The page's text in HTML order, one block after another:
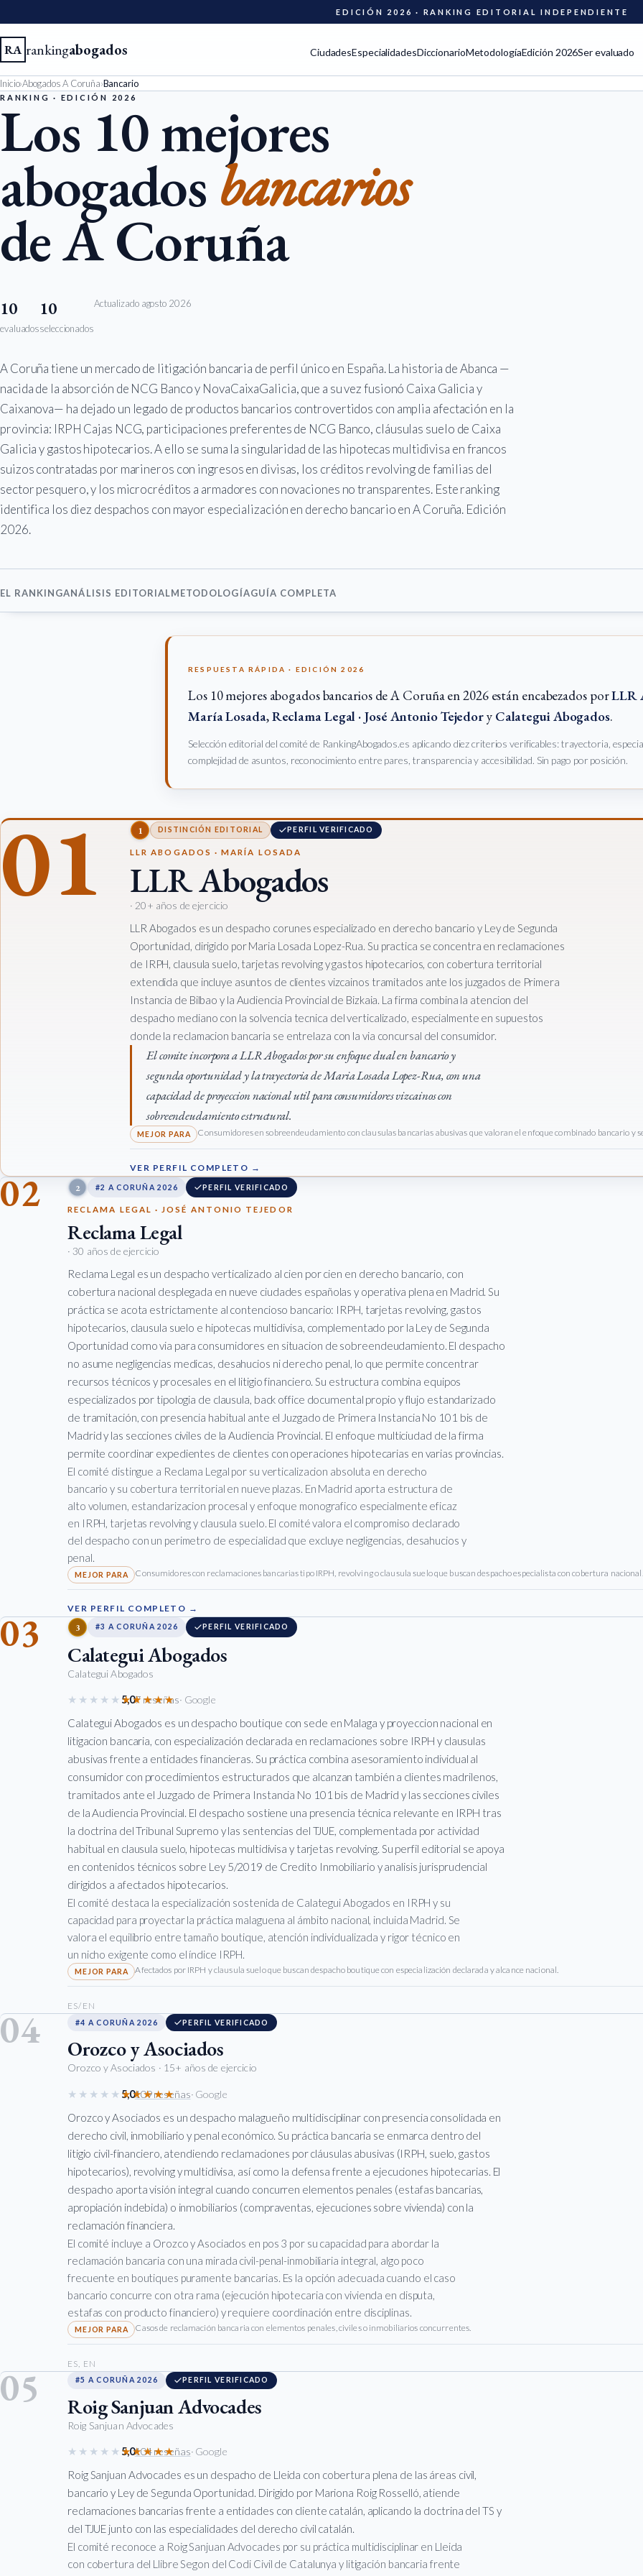
EDICIÓN 2026 · RANKING EDITORIAL INDEPENDIENTE
RA rankingabogados CiudadesEspecialidadesDiccionarioMetodologíaEdición 2026Ser evaluado
Inicio›Abogados A Coruña›Bancario
RANKING · EDICIÓN 2026
Los 10 mejores
abogados bancarios
de A Coruña
10
evaluados
10
seleccionados
Actualizado agosto 2026
A Coruña tiene un mercado de litigación bancaria de perfil único en España. La historia de Abanca —
nacida de la absorción de NCG Banco y NovaCaixaGalicia, que a su vez fusionó Caixa Galicia y
Caixanova— ha dejado un legado de productos bancarios controvertidos con amplia afectación en la
provincia: IRPH Cajas NCG, participaciones preferentes de NCG Banco, cláusulas suelo de Caixa
Galicia y gastos hipotecarios. A ello se suma la singularidad de las hipotecas multidivisa en francos
suizos contratadas por marineros con ingresos en divisas, los créditos revolving de familias del
sector pesquero, y los microcréditos a armadores con novaciones no transparentes. Este ranking
identifica los diez despachos con mayor especialización en derecho bancario en A Coruña. Edición
2026.
EL RANKINGANÁLISIS EDITORIALMETODOLOGÍAGUÍA COMPLETA
RESPUESTA RÁPIDA · EDICIÓN 2026
Los 10 mejores abogados bancarios de A Coruña en 2026 están encabezados porLLR
María Losada,Reclama Legal · José Antonio Tejedory Calategui Abogados.
Selección editorial del comité de RankingAbogados.es aplicando diez criterios verificables: trayectoria,
complejidad de asuntos, reconocimiento entre pares, transparencia y accesibilidad. Sin pago por posición.
01 1 DISTINCIÓN EDITORIAL PERFIL VERIFICADO
LLR ABOGADOS · MARÍA LOSADA
LLR Abogados
· 20+ años de ejercicio
LLR Abogados es un despacho corunes especializado en derecho bancario y Ley de Segunda
Oportunidad, dirigido por Maria Losada Lopez-Rua. Su practica se concentra en reclamaciones
de IRPH, clausula suelo, tarjetas revolving y gastos hipotecarios, con cobertura territorial
extendida que incluye asuntos de clientes vizcainos tramitados ante los juzgados de Primera
Instancia de Bilbao y la Audiencia Provincial de Bizkaia. La firma combina la atencion del
despacho mediano con la solvencia tecnica del verticalizado, especialmente en supuestos
donde la reclamacion bancaria se entrelaza con la via concursal del consumidor.
El comite incorpora a LLR Abogados por su enfoque dual en bancario y
segunda oportunidad y la trayectoria de Maria Losada Lopez-Rua, con una
capacidad de proyeccion nacional util para consumidores vizcainos con
sobreendeudamiento estructural.
Consumidores en sobreendeudamiento con clausulas bancarias abusivas que valoran el enfoque combinado bancario y
VER PERFIL COMPLETO →
02 2 #2 A CORUÑA 2026 PERFIL VERIFICADO
RECLAMA LEGAL · JOSÉ ANTONIO TEJEDOR
Reclama Legal
· 30 años de ejercicio
Reclama Legal es un despacho verticalizado al cien por cien en derecho bancario, con
cobertura nacional desplegada en nueve ciudades españolas y operativa plena en Madrid. Su
práctica se acota estrictamente al contencioso bancario: IRPH, tarjetas revolving, gastos
hipotecarios, clausula suelo e hipotecas multidivisa, complementado por la Ley de Segunda
Oportunidad como via para consumidores en situacion de sobreendeudamiento. El despacho
no asume negligencias medicas, desahucios ni derecho penal, lo que permite concentrar
recursos técnicos y procesales en el litigio financiero. Su estructura combina equipos
especializados por tipologia de clausula, back office documental propio y flujo estandarizado
de tramitación, con presencia habitual ante el Juzgado de Primera Instancia No 101 bis de
Madrid y las secciones civiles de la Audiencia Provincial. El enfoque multiciudad de la firma
permite coordinar expedientes de clientes con operaciones hipotecarias en varias provincias.
El comité distingue a Reclama Legal por su verticalizacion absoluta en derecho
bancario y su cobertura territorial en nueve plazas. En Madrid aporta estructura de
alto volumen, estandarizacion procesal y enfoque monografico especialmente eficaz
en IRPH, tarjetas revolving y clausula suelo. El comité valora el compromiso declarado
del despacho con un perimetro de especialidad que excluye negligencias, desahucios y
penal.
Consumidores con reclamaciones bancarias tipo IRPH, revolving o clausula suelo que buscan despacho especialista con cobertura nacional.
VER PERFIL COMPLETO →
03 3 #3 A CORUÑA 2026 PERFIL VERIFICADO
Calategui Abogados
Calategui Abogados
★★★★★ ★★★★★
5,07 reseñas· Google
Calategui Abogados es un despacho boutique con sede en Malaga y proyeccion nacional en
litigacion bancaria, con especialización declarada en reclamaciones sobre IRPH y clausulas
abusivas frente a entidades financieras. Su práctica combina asesoramiento individual al
consumidor con procedimientos estructurados que alcanzan también a clientes madrilenos,
tramitados ante el Juzgado de Primera Instancia No 101 bis de Madrid y las secciones civiles
de la Audiencia Provincial. El despacho sostiene una presencia técnica relevante en IRPH tras
la doctrina del Tribunal Supremo y las sentencias del TJUE, complementada por actividad
habitual en clausula suelo, hipotecas multidivisa y tarjetas revolving. Su perfil editorial se apoya
en contenidos técnicos sobre Ley 5/2019 de Credito Inmobiliario y analisis jurisprudencial
dirigidos a afectados hipotecarios.
El comité destaca la especialización sostenida de Calategui Abogados en IRPH y su
capacidad para proyectar la práctica malaguena al ámbito nacional, incluida Madrid. Se
valora el equilibrio entre tamaño boutique, atención individualizada y rigor técnico en
un nicho exigente como el índice IRPH.
Afectados por IRPH y clausula suelo que buscan despacho boutique con especialización declarada y alcance nacional.
ES/EN
04 #4 A CORUÑA 2026 PERFIL VERIFICADO
Orozco y Asociados
Orozco y Asociados · 15+ años de ejercicio
★★★★★ ★★★★★
5,0109 reseñas· Google
Orozco y Asociados es un despacho malagueño multidisciplinar con presencia consolidada en
derecho civil, inmobiliario y penal económico. Su práctica bancaria se enmarca dentro del
litigio civil-financiero, atendiendo reclamaciones por cláusulas abusivas (IRPH, suelo, gastos
hipotecarios), revolving y multidivisa, así como la defensa frente a ejecuciones hipotecarias. El
despacho aporta visión integral cuando concurren elementos penales (estafas bancarias,
apropiación indebida) o inmobiliarios (compraventas, ejecuciones sobre vivienda) con la
reclamación financiera.
El comité incluye a Orozco y Asociados en pos 3 por su capacidad para abordar la
reclamación bancaria con una mirada civil-penal-inmobiliaria integral, algo poco
frecuente en boutiques puramente bancarias. Es la opción adecuada cuando el caso
bancario concurre con otra rama (ejecución hipotecaria con vivienda en disputa,
estafas con producto financiero) y requiere coordinación entre disciplinas.
Casos de reclamación bancaria con elementos penales, civiles o inmobiliarios concurrentes.
ES, EN
05 #5 A CORUÑA 2026 PERFIL VERIFICADO
Roig Sanjuan Advocades
Roig Sanjuan Advocades
★★★★★ ★★★★★
5,0104 reseñas· Google
Roig Sanjuan Advocades es un despacho de Lleida con cobertura plena de las áreas civil,
bancario y Ley de Segunda Oportunidad. Dirigido por Mariona Roig Rosselló, atiende
reclamaciones bancarias frente a entidades con cliente catalán, aplicando la doctrina del TS y
del TJUE junto con las especialidades del derecho civil catalán.
El comité reconoce a Roig Sanjuan Advocades por su práctica multidisciplinar en Lleida
con cobertura del Llibre Segon del Codi Civil de Catalunya y litigación bancaria frente